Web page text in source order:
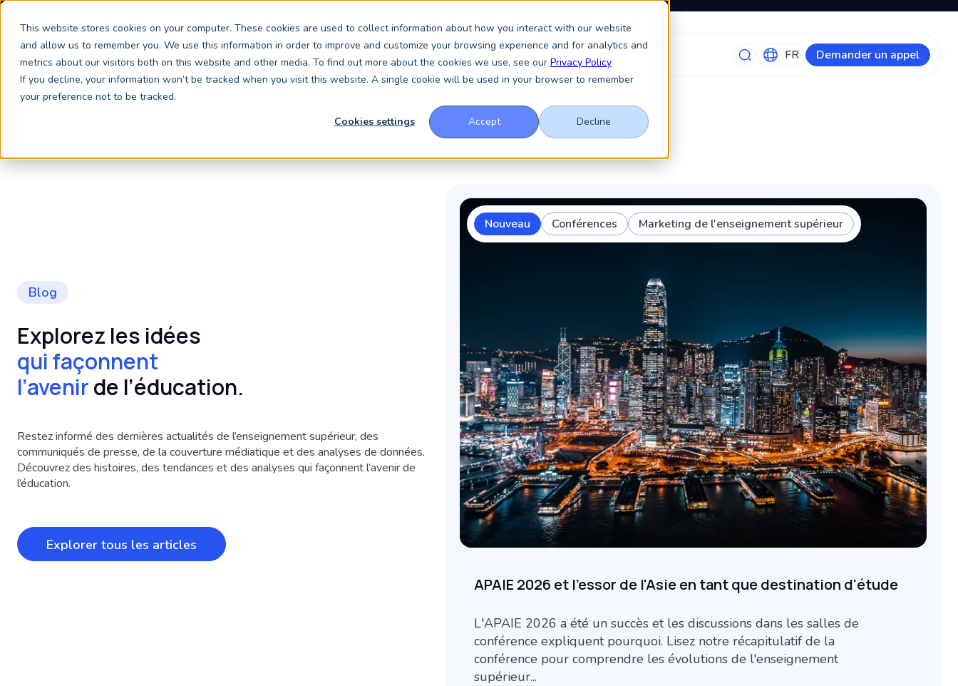
This website stores cookies on your computer. These cookies are used to collect information about how you interact with our website
and allow us to remember you. We use this information in order to improve and customize your browsing experience and for analytics and
metrics about our visitors both on this website and other media. To find out more about the cookies we use, see our Privacy Policy
If you decline, your information won’t be tracked when you visit this website. A single cookie will be used in your browser to remember
your preference not to be tracked.
Cookies settings
Accept Decline
Services Ressources Actualités et analyses Demander un appel
Blog
Explorez les idées
qui façonnent
l’avenirde l’éducation.
Restez informé des dernières actualités de l’enseignement supérieur, des
communiqués de presse, de la couverture médiatique et des analyses de données.
Découvrez des histoires, des tendances et des analyses qui façonnent l’avenir de
l’éducation.
Explorer tous les articles
Nouveau Conférences Marketing de l'enseignement supérieur
APAIE 2026 et l'essor de l'Asie en tant que destination d'étude
L'APAIE 2026 a été un succès et les discussions dans les salles de
conférence expliquent pourquoi. Lisez notre récapitulatif de la
conférence pour comprendre les évolutions de l'enseignement
supérieur...